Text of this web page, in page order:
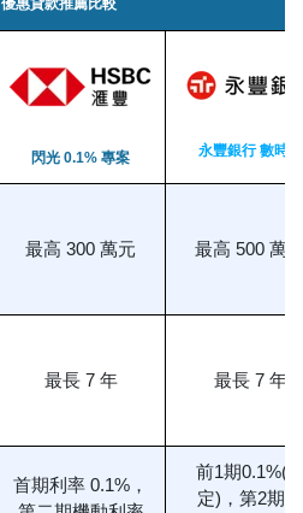
優惠貸款推薦比較
閃光 0.1% 專案 永豐銀行 數時貸
最高 300 萬元 最高 500 萬
最長 7 年 最長 7 年
首期利率 0.1%，
前1期0.1%(
定)，第2期起